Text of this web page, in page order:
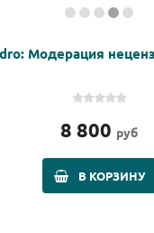
Модерация
8 800 руб
В КОРЗИНУ